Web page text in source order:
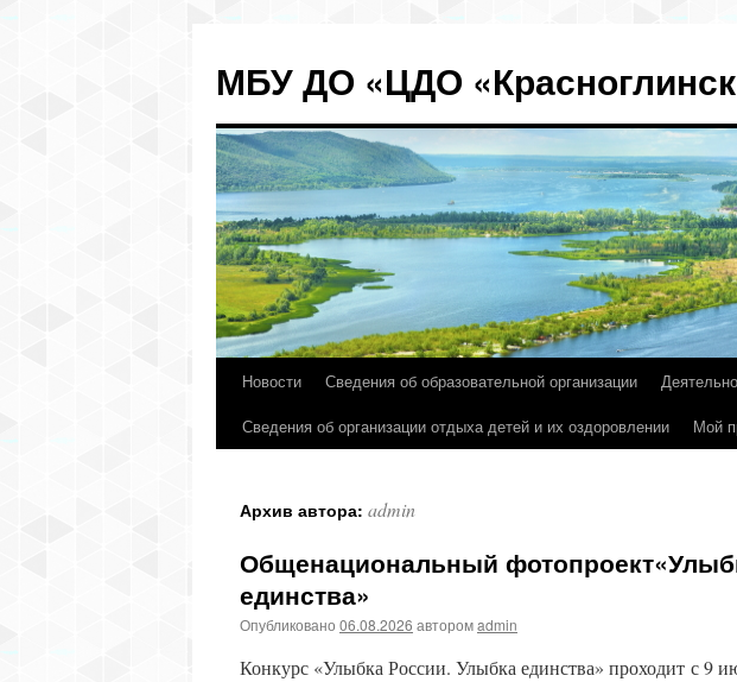
МБУ ДО «ЦДО
Перейти
Новости Сведения об образовательной организации
Сведения об организации отдыха детей и их оздоровлении
Мой
Архив автора: admin
Общенациональный
единства»
Опубликовано 06.08.2026 авторомadmin
Конкурс «Улыбка России. Улыбка единства» проходит с 9